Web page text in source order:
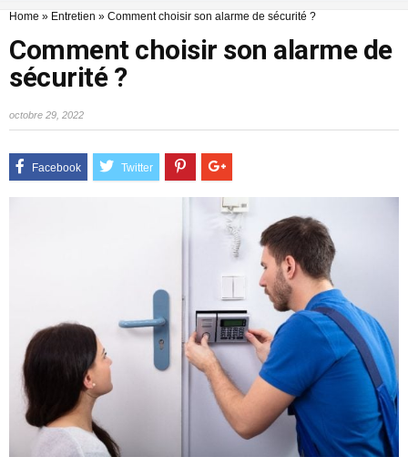
Home » Entretien » Comment choisir son alarme de sécurité ?
Comment choisir son alarme de
sécurité ?
octobre 29, 2022